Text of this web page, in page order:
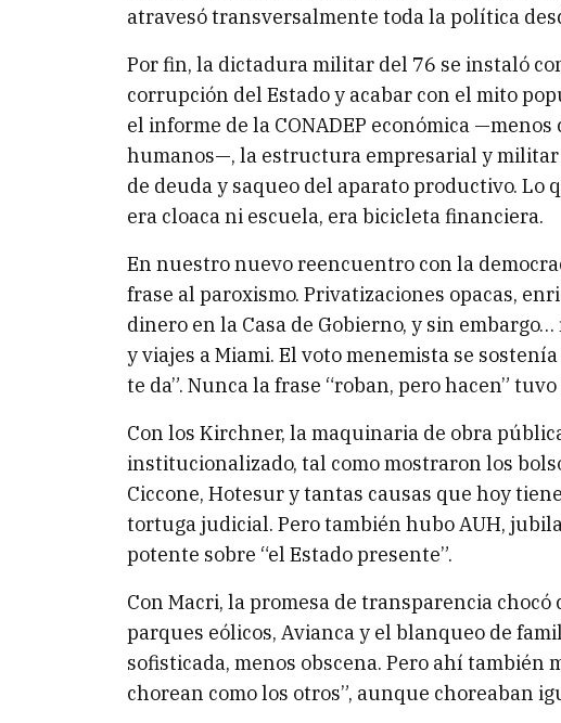
atravesó transversalmente toda la política
Por fin, la dictadura militar del 76 se instaló
corrupción del Estado y acabar con el mito
el informe de la CONADEP económica
humanos—, la estructura empresarial y
de deuda y saqueo del aparato productivo. Lo
era cloaca ni escuela, era bicicleta financiera.
En nuestro nuevo reencuentro con la
frase al paroxismo. Privatizaciones opacas,
dinero en la Casa de Gobierno, y sin
y viajes a Miami. El voto menemista se
te da”. Nunca la frase “roban, pero hacen”
Con los Kirchner, la maquinaria de obra
institucionalizado, tal como mostraron los
Ciccone, Hotesur y tantas causas que hoy
tortuga judicial. Pero también hubo AUH,
potente sobre “el Estado presente”.
Con Macri, la promesa de transparencia chocó
parques eólicos, Avianca y el blanqueo de
sofisticada, menos obscena. Pero ahí también
chorean como los otros”, aunque choreaban